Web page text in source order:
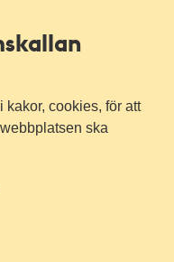
kakor, cookies, för att
ska